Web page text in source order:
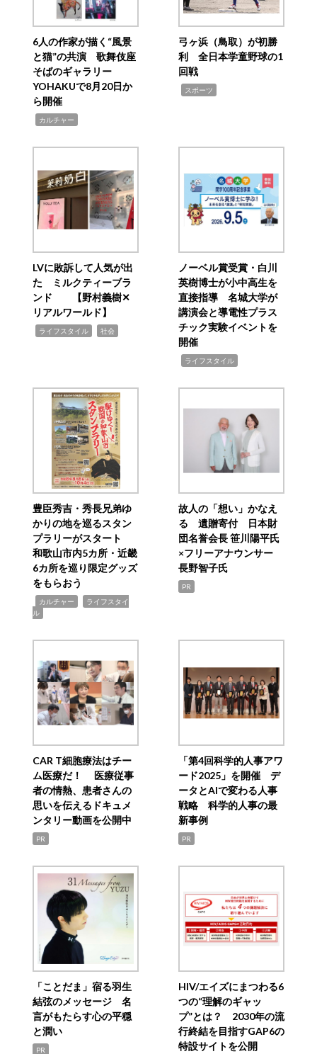
6人の作家が描く“風景
と猫”の共演 歌舞伎座
そばのギャラリー
YOHAKUで8月20日か
ら開催
カルチャー
弓ヶ浜（鳥取）が初勝
利 全日本学童野球の1
回戦
スポーツ
LVに敗訴して人気が出
た ミルクティーブラ
ンド 【野村義樹✕
リアルワールド】
ライフスタイル 社会
ノーベル賞受賞・白川
英樹博士が小中高生を
直接指導 名城大学が
講演会と導電性プラス
チック実験イベントを
開催
ライフスタイル
豊臣秀吉・秀長兄弟ゆ
かりの地を巡るスタン
プラリーがスタート
和歌山市内5カ所・近畿
6カ所を巡り限定グッズ
をもらおう
カルチャー
ライフスタイ
ル
故人の「想い」かなえ
る 遺贈寄付 日本財
団名誉会長 笹川陽平氏
×フリーアナウンサー
長野智子氏
PR
CAR T細胞療法はチー
ム医療だ！ 医療従事
者の情熱、患者さんの
思いを伝えるドキュメ
ンタリー動画を公開中
PR
「第4回科学的人事アワ
ード2025」を開催 デ
ータとAIで変わる人事
戦略 科学的人事の最
新事例
PR
「ことだま」宿る羽生
結弦のメッセージ 名
言がもたらす心の平穏
と潤い
PR
HIV/エイズにまつわる6
つの“理解のギャッ
プ”とは？ 2030年の流
行終結を目指すGAP6の
特設サイトを公開